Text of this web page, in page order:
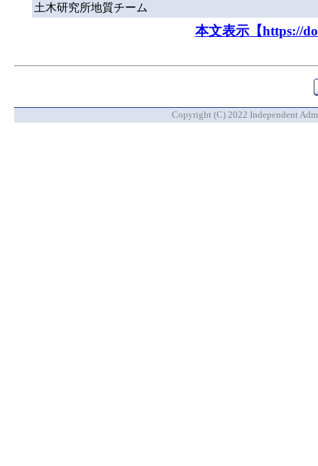
土木研究所地質チーム
本文表示【https://
Copyright (C) 2022 Independent